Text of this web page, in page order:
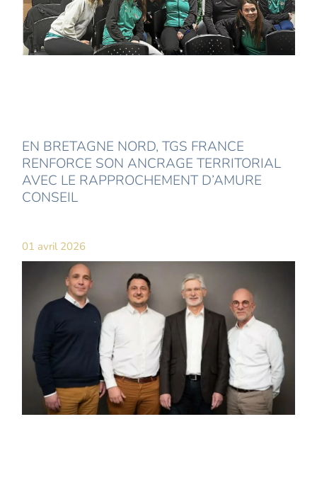
EN BRETAGNE NORD, TGS FRANCE
RENFORCE SON ANCRAGE TERRITORIAL
AVEC LE RAPPROCHEMENT D’AMURE
CONSEIL
01 avril 2026